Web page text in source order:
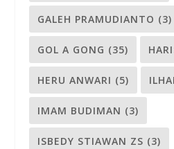
GALEH PRAMUDIANTO (3)
GOL A GONG (35)
HERU ANWARI (5)
IMAM BUDIMAN (3)
ISBEDY STIAWAN ZS (3)